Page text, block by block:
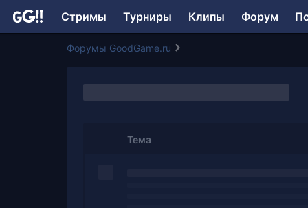
Стримы Турниры Клипы Форум
Форумы GoodGame.ru
Тема